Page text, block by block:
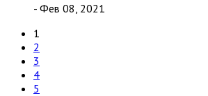
- Фев 08, 2021
1
2
3
4
5